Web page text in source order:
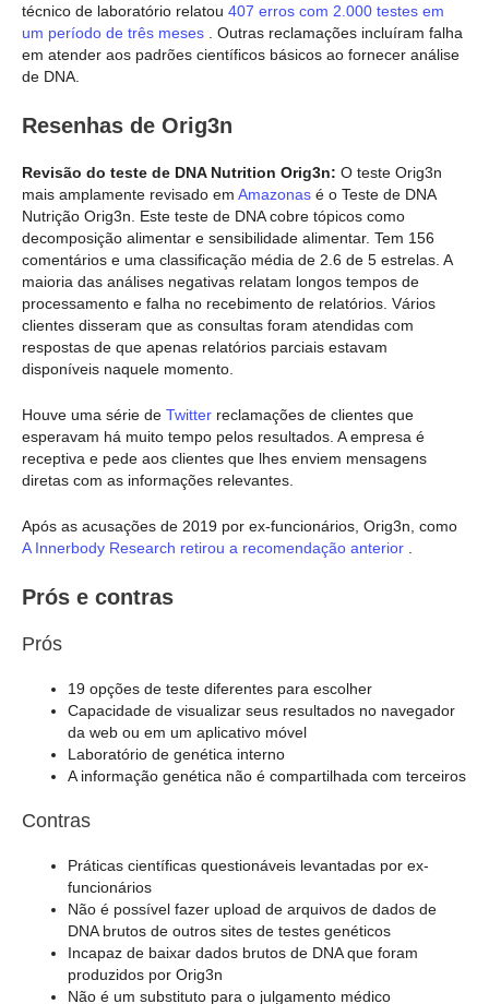
técnico de laboratório relatou 407 erros com 2.000 testes em
um período de três meses . Outras reclamações incluíram falha
em atender aos padrões científicos básicos ao fornecer análise
de DNA.
Resenhas de Orig3n
Revisão do teste de DNA Nutrition Orig3n: O teste Orig3n
mais amplamente revisado em Amazonas é o Teste de DNA
Nutrição Orig3n. Este teste de DNA cobre tópicos como
decomposição alimentar e sensibilidade alimentar. Tem 156
comentários e uma classificação média de 2.6 de 5 estrelas. A
maioria das análises negativas relatam longos tempos de
processamento e falha no recebimento de relatórios. Vários
clientes disseram que as consultas foram atendidas com
respostas de que apenas relatórios parciais estavam
disponíveis naquele momento.
Houve uma série de Twitter reclamações de clientes que
esperavam há muito tempo pelos resultados. A empresa é
receptiva e pede aos clientes que lhes enviem mensagens
diretas com as informações relevantes.
Após as acusações de 2019 por ex-funcionários, Orig3n, como
A Innerbody Research retirou a recomendação anterior .
Prós e contras
Prós
19 opções de teste diferentes para escolher
Capacidade de visualizar seus resultados no navegador
da web ou em um aplicativo móvel
Laboratório de genética interno
A informação genética não é compartilhada com terceiros
Contras
Práticas científicas questionáveis levantadas por ex-
funcionários
Não é possível fazer upload de arquivos de dados de
DNA brutos de outros sites de testes genéticos
Incapaz de baixar dados brutos de DNA que foram
produzidos por Orig3n
Não é um substituto para o julgamento médico